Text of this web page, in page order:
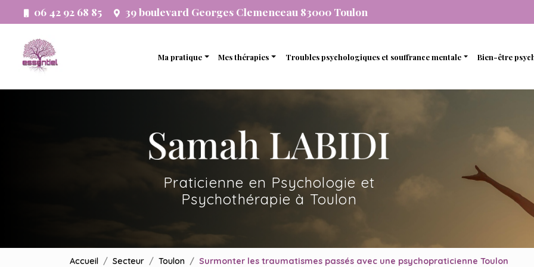
au
contenu
principal
06 42 92 68 85 39 boulevard Georges Clemenceau 83000 Toulon
Ma pratique
Développement personnel
Mes thérapies
Thérapie familiale
Thérapie en ligne avec une psychopraticienne
Troubles psychologiques et souffrance mentale
Dépendance
Bien-être
Estime de
Praticienne en Psychologie et
Psychothérapie à Toulon
Accueil Secteur Toulon Surmonter les traumatismes passés avec une psychopraticienne Toulon